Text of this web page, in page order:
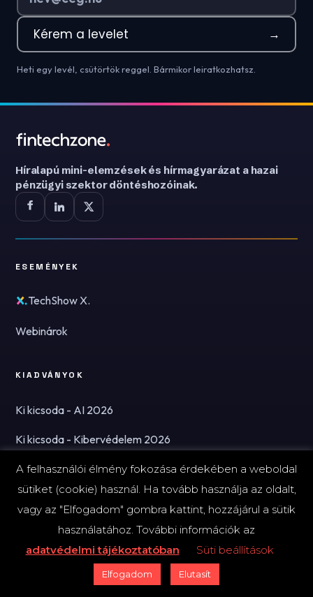
Kérem a levelet →
Heti egy levél, csütörtök reggel. Bármikor leiratkozhatsz.
Híralapú mini-elemzések és hírmagyarázat a hazai
pénzügyi szektor döntéshozóinak.
ESEMÉNYEK
TechShow X.
Webinárok
KIADVÁNYOK
Ki kicsoda - AI 2026
Ki kicsoda - Kibervédelem 2026
A FINTECHZONE-RÓL
Kik vagyunk?
Kapcsolat
A felhasználói élmény fokozása érdekében a weboldal
sütiket (cookie) használ. Ha tovább használja az oldalt,
vagy az "Elfogadom" gombra kattint, hozzájárul a sütik
használatához. További információk az
adatvédelmi tájékoztatóban
Süti beállítások
Elfogadom Elutasít